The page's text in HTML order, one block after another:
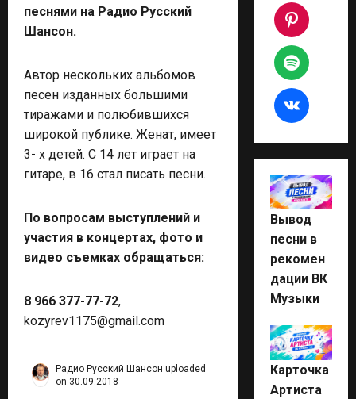
песнями на Радио Русский
Шансон.
Автор нескольких альбомов
песен изданных большими
тиражами и полюбившихся
широкой публике. Женат, имеет
3- х детей. С 14 лет играет на
гитаре, в 16 стал писать песни.
По вопросам выступлений и
участия в концертах, фото и
видео съемках обращаться:
8 966 377-77-72,
kozyrev1175@gmail.com
Радио Русский Шансон uploaded
on 30.09.2018
Вывод
песни в
рекомен
дации ВК
Музыки
Карточка
Артиста